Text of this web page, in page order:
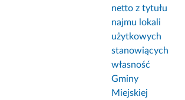
netto z tytułu
najmu lokali
użytkowych
stanowiących
własność
Gminy
Miejskiej